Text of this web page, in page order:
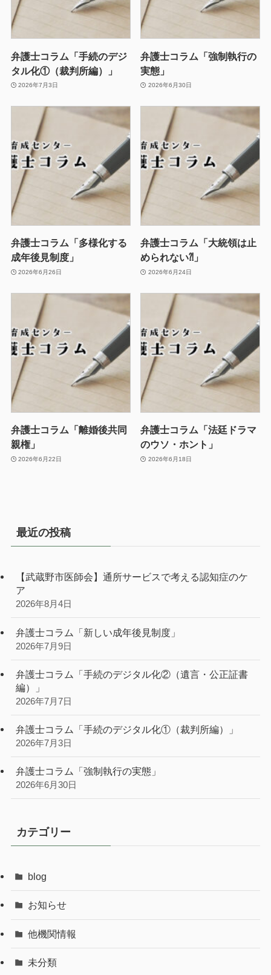
弁護士コラム「手続のデジ
タル化①（裁判所編）」
2026年7月3日
弁護士コラム「強制執行の
実態」
2026年6月30日
弁護士コラム「多様化する
成年後見制度」
2026年6月26日
弁護士コラム「大統領は止
められない⁈」
2026年6月24日
弁護士コラム「離婚後共同
親権」
2026年6月22日
弁護士コラム「法廷ドラマ
のウソ・ホント」
2026年6月18日
最近の投稿
【武蔵野市医師会】通所サービスで考える認知症のケ
ア
2026年8月4日
弁護士コラム「新しい成年後見制度」
2026年7月9日
弁護士コラム「手続のデジタル化②（遺言・公正証書
編）」
2026年7月7日
弁護士コラム「手続のデジタル化①（裁判所編）」
2026年7月3日
弁護士コラム「強制執行の実態」
2026年6月30日
カテゴリー
blog
お知らせ
他機関情報
未分類